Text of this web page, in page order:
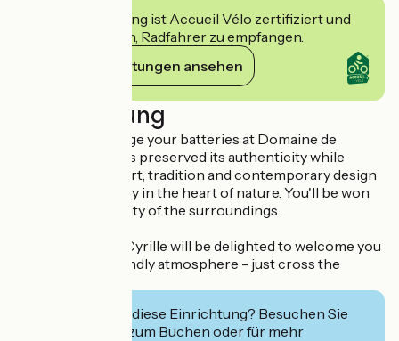
Diese Einrichtung ist Accueil Vélo zertifiziert und
verpflichtet sich, Radfahrer zu empfangen.
Ihre Verpflichtungen ansehen
Beschreibung
Come and recharge your batteries at Domaine de
Rhodes, which has preserved its authenticity while
combining comfort, tradition and contemporary design
for a charming stay in the heart of nature. You'll be won
over by the serenity of the surroundings.
Emmanuelle and Cyrille will be delighted to welcome you
in a warm and friendly atmosphere - just cross the
Interessiert Sie diese Einrichtung? Besuchen Sie
deren Website zum Buchen oder für mehr